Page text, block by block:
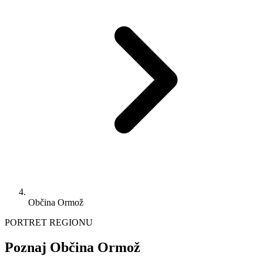
Občina Ormož
PORTRET REGIONU
Poznaj Občina Ormož